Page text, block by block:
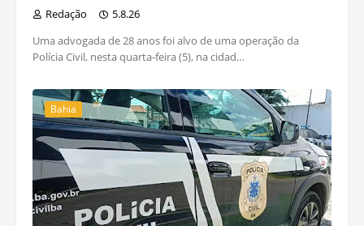
Redação
5.8.26
Uma advogada de 28 anos foi alvo de uma operação da
Polícia Civil, nesta quarta-feira (5), na cidad…
Bahia